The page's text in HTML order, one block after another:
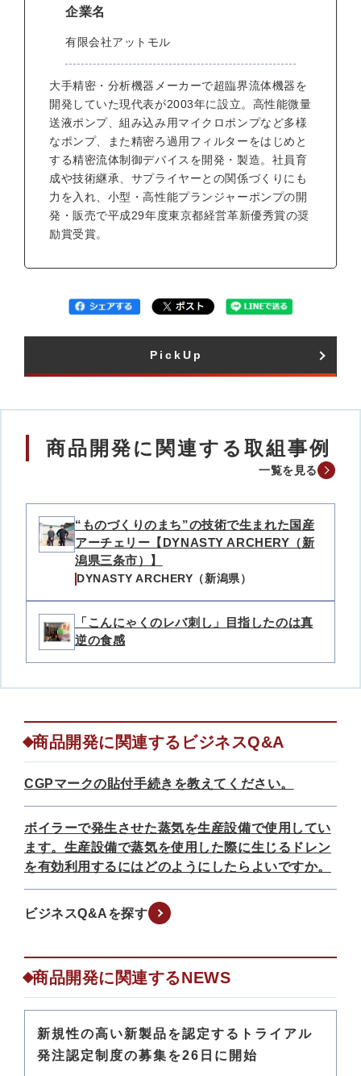
企業名
有限会社アットモル
大手精密・分析機器メーカーで超臨界流体機器を
開発していた現代表が2003年に設立。高性能微量
送液ポンプ、組み込み用マイクロポンプなど多様
なポンプ、また精密ろ過用フィルターをはじめと
する精密流体制御デバイスを開発・製造。社員育
成や技術継承、サプライヤーとの関係づくりにも
力を入れ、小型・高性能プランジャーポンプの開
発・販売で平成29年度東京都経営革新優秀賞の奨
励賞受賞。
PickUp​
商品開発に関連する取組事例
一覧を見る
“ものづくりのまち”の技術で生まれた国産
アーチェリー【DYNASTY ARCHERY（新
潟県三条市）】
DYNASTY ARCHERY（新潟県）
「こんにゃくのレバ刺し」目指したのは真
逆の食感
商品開発に関連するビジネスQ&A
CGPマークの貼付手続きを教えてください。
ボイラーで発生させた蒸気を生産設備で使用してい
ます。生産設備で蒸気を使用した際に生じるドレン
を有効利用するにはどのようにしたらよいですか。
ビジネスQ&Aを探す
商品開発に関連するNEWS
新規性の高い新製品を認定するトライアル
発注認定制度の募集を26日に開始